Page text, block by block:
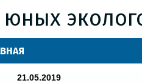
21.05.2019